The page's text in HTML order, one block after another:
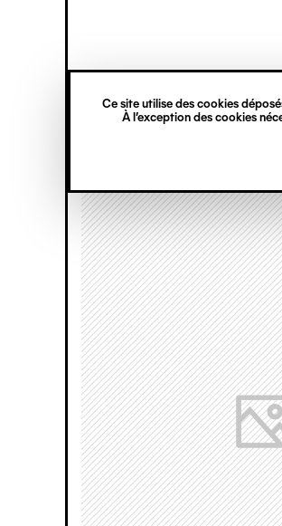
Ce site utilise des cookies
À l’exception des cookies
principal
verticale